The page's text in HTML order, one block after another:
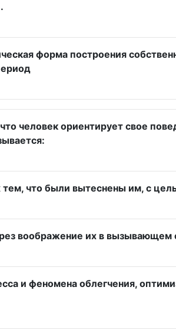
форма построения
человек ориентирует свое
что были вытеснены им, с
воображение их в вызывающем
и феномена облегчения,